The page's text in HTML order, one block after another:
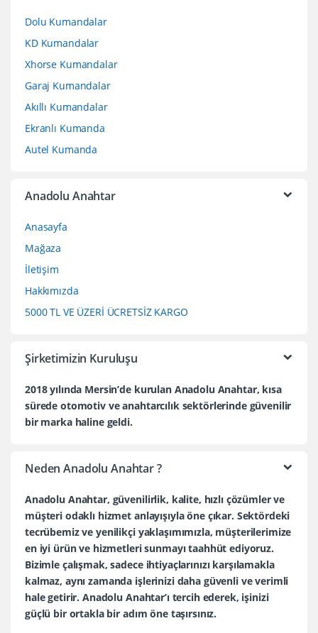
Dolu Kumandalar
KD Kumandalar
Xhorse Kumandalar
Garaj Kumandalar
Akıllı Kumandalar
Ekranlı Kumanda
Autel Kumanda
Anadolu Anahtar
Anasayfa
Mağaza
İletişim
Hakkımızda
5000 TL VE ÜZERİ ÜCRETSİZ KARGO
Şirketimizin Kuruluşu
2018 yılında Mersin’de kurulan Anadolu Anahtar, kısa
sürede otomotiv ve anahtarcılık sektörlerinde güvenilir
bir marka haline geldi.
Neden Anadolu Anahtar ?
Anadolu Anahtar, güvenilirlik, kalite, hızlı çözümler ve
müşteri odaklı hizmet anlayışıyla öne çıkar. Sektördeki
tecrübemiz ve yenilikçi yaklaşımımızla, müşterilerimize
en iyi ürün ve hizmetleri sunmayı taahhüt ediyoruz.
Bizimle çalışmak, sadece ihtiyaçlarınızı karşılamakla
kalmaz, aynı zamanda işlerinizi daha güvenli ve verimli
hale getirir. Anadolu Anahtar’ı tercih ederek, işinizi
güçlü bir ortakla bir adım öne taşırsınız.